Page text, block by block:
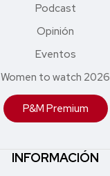
Podcast
Opinión
Eventos
Women to watch 2026
P&M Premium
INFORMACIÓN